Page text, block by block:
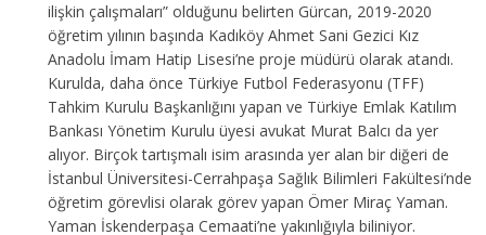
ilişkin çalışmaları” olduğunu belirten Gürcan, 2019-2020
öğretim yılının başında Kadıköy Ahmet Sani Gezici Kız
Anadolu İmam Hatip Lisesi’ne proje müdürü olarak atandı.
Kurulda, daha önce Türkiye Futbol Federasyonu (TFF)
Tahkim Kurulu Başkanlığını yapan ve Türkiye Emlak Katılım
Bankası Yönetim Kurulu üyesi avukat Murat Balcı da yer
alıyor. Birçok tartışmalı isim arasında yer alan bir diğeri de
İstanbul Üniversitesi-Cerrahpaşa Sağlık Bilimleri Fakültesi’nde
öğretim görevlisi olarak görev yapan Ömer Miraç Yaman.
Yaman İskenderpaşa Cemaati’ne yakınlığıyla biliniyor.